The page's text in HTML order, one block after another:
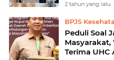
2 tahun yang lalu
BPJS
Peduli Soal
Masyarakat,
Terima UHC